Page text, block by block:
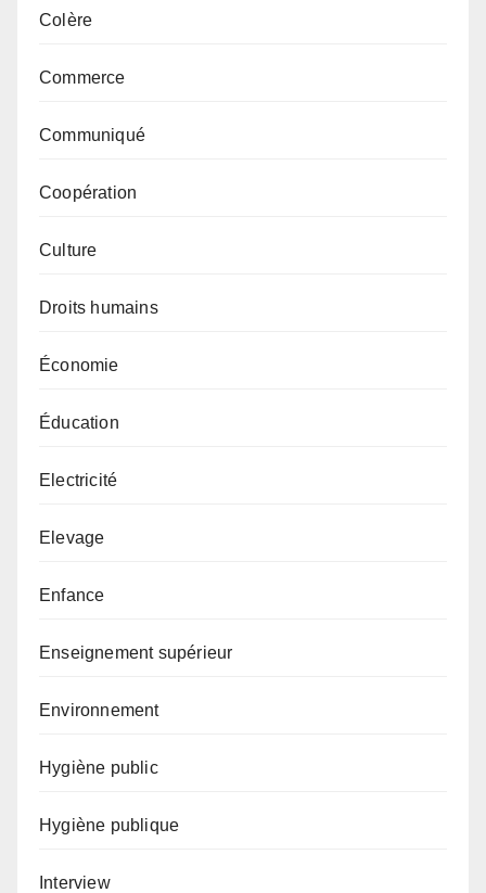
Colère
Commerce
Communiqué
Coopération
Culture
Droits humains
Économie
Éducation
Electricité
Elevage
Enfance
Enseignement supérieur
Environnement
Hygiène public
Hygiène publique
Interview